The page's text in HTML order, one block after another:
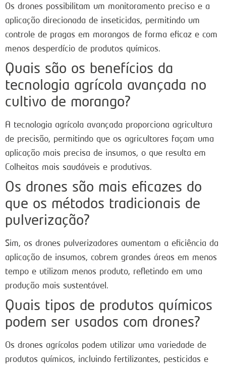
Os drones possibilitam um monitoramento preciso e a
aplicação direcionada de inseticidas, permitindo um
controle de pragas em morangos de forma eficaz e com
menos desperdício de produtos químicos.
Quais são os benefícios da
tecnologia agrícola avançada no
cultivo de morango?
A tecnologia agrícola avançada proporciona agricultura
de precisão, permitindo que os agricultores façam uma
aplicação mais precisa de insumos, o que resulta em
Colheitas mais saudáveis e produtivas.
Os drones são mais eficazes do
que os métodos tradicionais de
pulverização?
Sim, os drones pulverizadores aumentam a eficiência da
aplicação de insumos, cobrem grandes áreas em menos
tempo e utilizam menos produto, refletindo em uma
produção mais sustentável.
Quais tipos de produtos químicos
podem ser usados com drones?
Os drones agrícolas podem utilizar uma variedade de
produtos químicos, incluindo fertilizantes, pesticidas e